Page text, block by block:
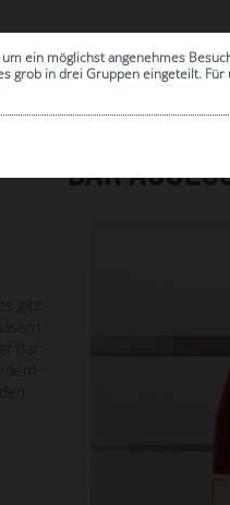
ein möglichst angenehmes
grob in drei Gruppen eingeteilt.
BAR
gibt
Bar